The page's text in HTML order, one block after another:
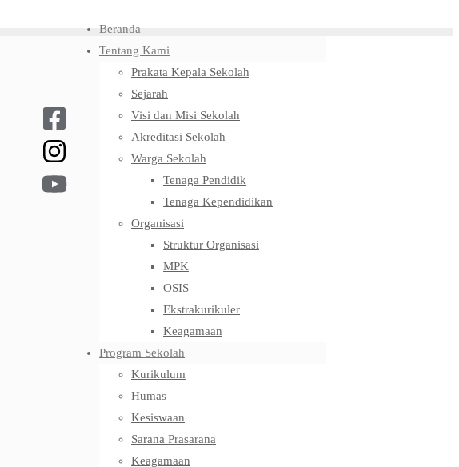
Beranda
Tentang Kami
Prakata Kepala Sekolah
Sejarah
Visi dan Misi Sekolah
Akreditasi Sekolah
Warga Sekolah
Tenaga Pendidik
Tenaga Kependidikan
Organisasi
Struktur Organisasi
MPK
OSIS
Ekstrakurikuler
Keagamaan
Program Sekolah
Kurikulum
Humas
Kesiswaan
Sarana Prasarana
Keagamaan